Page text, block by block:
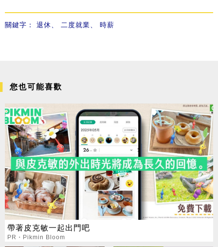
關鍵字： 退休 二度就業 時薪
您也可能喜歡
帶著皮克敏一起出門吧
PR・Pikmin Bloom